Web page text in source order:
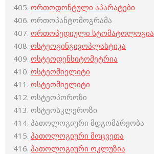
ორთოდონტული აპარატები
ორთოპანტომოგრამა
ორთოპედიული სტომატოლოგია
ოსტეოგინგივოპლასტიკა
ოსტეოდენსიტომეტრია
ოსტეომიელიტი
ოსტეომიელიტი
ოსტეოპოროზი
ოსტეოსკლეროზი
პათოლოგიური მდგომარეობა
პათოლოგიური მოცვეთა
პათოლოგიური ოკლუზია